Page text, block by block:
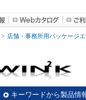
店舗・事務所用パッケージ
キーワードから製品情